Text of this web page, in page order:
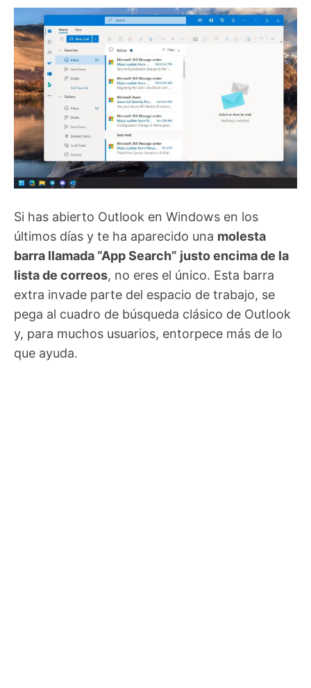
Si has abierto Outlook en Windows en los
últimos días y te ha aparecido una molesta
barra llamada “App Search” justo encima de la
lista de correos, no eres el único. Esta barra
extra invade parte del espacio de trabajo, se
pega al cuadro de búsqueda clásico de Outlook
y, para muchos usuarios, entorpece más de lo
que ayuda.